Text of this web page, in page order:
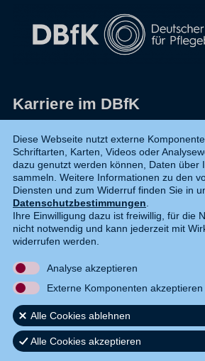
Karriere im DBfK
Datenschutz
Shop
Widerruf
Kontakt
DE EN
Diese Webseite nutzt externe
Schriftarten, Karten, Videos oder
dazu genutzt werden können, Daten über
sammeln. Weitere Informationen zu den
Diensten und zum Widerruf finden Sie in
Datenschutzbestimmungen.
Ihre Einwilligung dazu ist freiwillig, für die
nicht notwendig und kann jederzeit mit
widerrufen werden.
Analyse akzeptieren
Externe Komponenten akzeptieren
Alle Cookies ablehnen
Alle Cookies akzeptieren